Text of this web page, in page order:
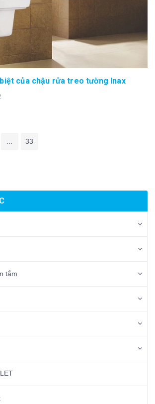
của chậu rửa treo tường Inax
... 33
tắm